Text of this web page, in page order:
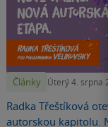
Články Úterý 4. srpna
Radka Třeštíková
autorskou kapitolu.